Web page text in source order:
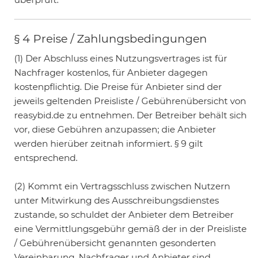
§ 4 Preise / Zahlungsbedingungen
(1) Der Abschluss eines Nutzungsvertrages ist für
Nachfrager kostenlos, für Anbieter dagegen
kostenpflichtig. Die Preise für Anbieter sind der
jeweils geltenden Preisliste / Gebührenübersicht von
reasybid.de zu entnehmen. Der Betreiber behält sich
vor, diese Gebühren anzupassen; die Anbieter
werden hierüber zeitnah informiert. § 9 gilt
entsprechend.
(2) Kommt ein Vertragsschluss zwischen Nutzern
unter Mitwirkung des Ausschreibungsdienstes
zustande, so schuldet der Anbieter dem Betreiber
eine Vermittlungsgebühr gemäß der in der Preisliste
/ Gebührenübersicht genannten gesonderten